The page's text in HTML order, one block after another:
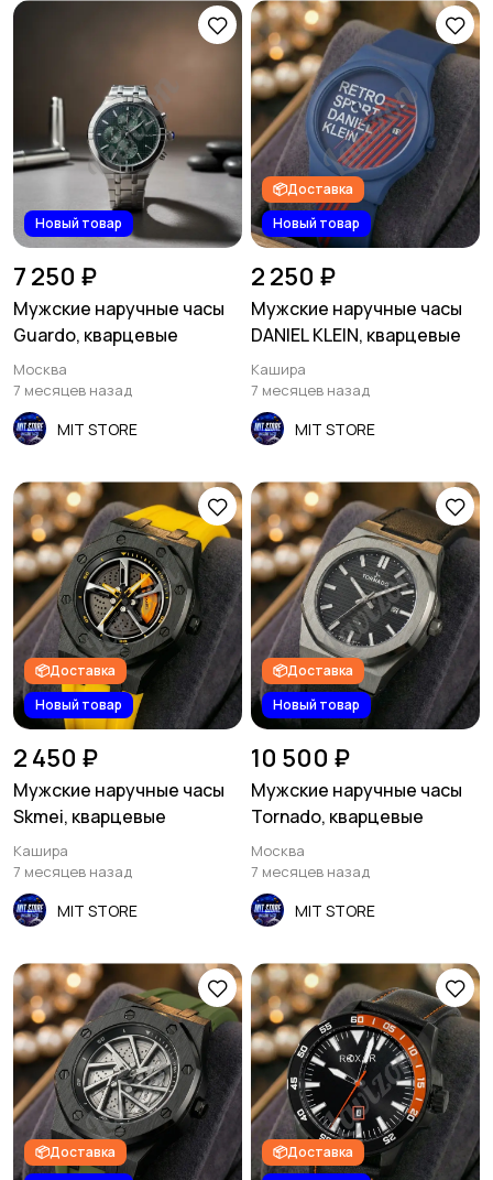
Новый товар
7 250 ₽
Мужские наручные часы
Guardo, кварцевые
Москва
7 месяцев назад
MIT STORE
📦Доставка
Новый товар
2 250 ₽
Мужские наручные часы
DANIEL KLEIN, кварцевые
Кашира
7 месяцев назад
MIT STORE
📦Доставка
Новый товар
2 450 ₽
Мужские наручные часы
Skmei, кварцевые
Кашира
7 месяцев назад
MIT STORE
📦Доставка
Новый товар
10 500 ₽
Мужские наручные часы
Tornado, кварцевые
Москва
7 месяцев назад
MIT STORE
📦Доставка
📦Доставка